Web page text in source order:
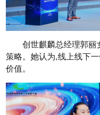
创世麒麟总经理郭丽‌
策略。她认为,线上线下
价值。